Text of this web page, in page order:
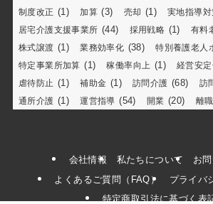
制度改正 (1) 加算 (3) 売却 (1) 実地指導対
居宅介護支援事業所 (44) 採用戦略 (1) 有料
株式譲渡 (1) 業務効率化 (38) 特別養護老人
特定事業所加算 (1) 稼働率向上 (1) 経営安
虐待防止 (1) 補助金 (1) 訪問介護 (68) 訪
通所介護 (1) 運営指導 (54) 開業 (20) 離
会社情報 私たちについて
お
よくあるご質問（FAQ）
プライバ
特定商取引法に基づく表